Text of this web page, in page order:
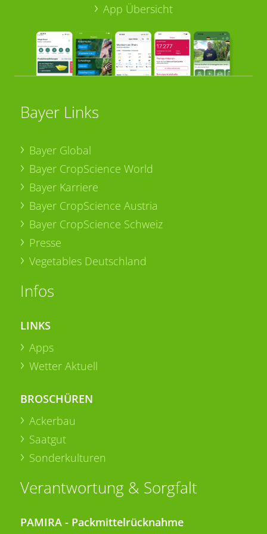
App Übersicht
Bayer Links
Bayer Global
Bayer CropScience World
Bayer Karriere
Bayer CropScience Austria
Bayer CropScience Schweiz
Presse
Vegetables Deutschland
Infos
LINKS
Apps
Wetter Aktuell
BROSCHÜREN
Ackerbau
Saatgut
Sonderkulturen
Verantwortung & Sorgfalt
PAMIRA - Packmittelrücknahme